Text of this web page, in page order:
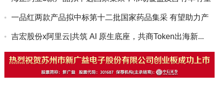
一品红两款产品拟中标第十二批国家药品集采 有望助力产
吉宏股份x阿里云|共筑 AI 原生底座，共商Token出海新...